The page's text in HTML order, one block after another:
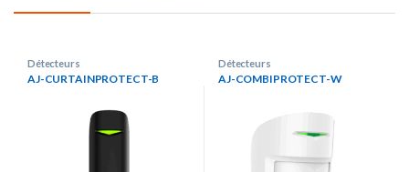
Détecteurs
AJ-CURTAINPROTECT-B
Détecteurs
AJ-COMBIPROTECT-W